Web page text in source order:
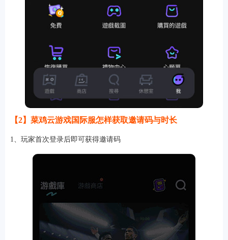
【2】菜鸡云游戏国际服怎样获取邀请码与时长
1、玩家首次登录后即可获得邀请码